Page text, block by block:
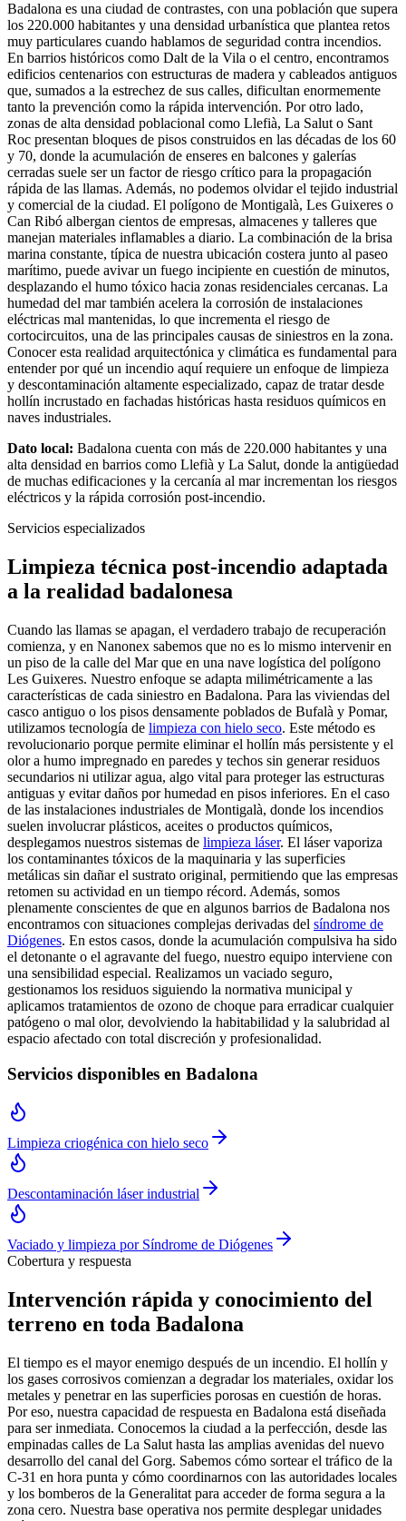
Badalona es una ciudad de contrastes, con una población que supera
los 220.000 habitantes y una densidad urbanística que plantea retos
muy particulares cuando hablamos de seguridad contra incendios.
En barrios históricos como Dalt de la Vila o el centro, encontramos
edificios centenarios con estructuras de madera y cableados antiguos
que, sumados a la estrechez de sus calles, dificultan enormemente
tanto la prevención como la rápida intervención. Por otro lado,
zonas de alta densidad poblacional como Llefià, La Salut o Sant
Roc presentan bloques de pisos construidos en las décadas de los 60
y 70, donde la acumulación de enseres en balcones y galerías
cerradas suele ser un factor de riesgo crítico para la propagación
rápida de las llamas. Además, no podemos olvidar el tejido industrial
y comercial de la ciudad. El polígono de Montigalà, Les Guixeres o
Can Ribó albergan cientos de empresas, almacenes y talleres que
manejan materiales inflamables a diario. La combinación de la brisa
marina constante, típica de nuestra ubicación costera junto al paseo
marítimo, puede avivar un fuego incipiente en cuestión de minutos,
desplazando el humo tóxico hacia zonas residenciales cercanas. La
humedad del mar también acelera la corrosión de instalaciones
eléctricas mal mantenidas, lo que incrementa el riesgo de
cortocircuitos, una de las principales causas de siniestros en la zona.
Conocer esta realidad arquitectónica y climática es fundamental para
entender por qué un incendio aquí requiere un enfoque de limpieza
y descontaminación altamente especializado, capaz de tratar desde
hollín incrustado en fachadas históricas hasta residuos químicos en
naves industriales.
Dato local: Badalona cuenta con más de 220.000 habitantes y una
alta densidad en barrios como Llefià y La Salut, donde la antigüedad
de muchas edificaciones y la cercanía al mar incrementan los riesgos
eléctricos y la rápida corrosión post-incendio.
Servicios especializados
Limpieza técnica post-incendio adaptada
a la realidad badalonesa
Cuando las llamas se apagan, el verdadero trabajo de recuperación
comienza, y en Nanonex sabemos que no es lo mismo intervenir en
un piso de la calle del Mar que en una nave logística del polígono
Les Guixeres. Nuestro enfoque se adapta milimétricamente a las
características de cada siniestro en Badalona. Para las viviendas del
casco antiguo o los pisos densamente poblados de Bufalà y Pomar,
utilizamos tecnología de limpieza con hielo seco. Este método es
revolucionario porque permite eliminar el hollín más persistente y el
olor a humo impregnado en paredes y techos sin generar residuos
secundarios ni utilizar agua, algo vital para proteger las estructuras
antiguas y evitar daños por humedad en pisos inferiores. En el caso
de las instalaciones industriales de Montigalà, donde los incendios
suelen involucrar plásticos, aceites o productos químicos,
desplegamos nuestros sistemas de limpieza láser. El láser vaporiza
los contaminantes tóxicos de la maquinaria y las superficies
metálicas sin dañar el sustrato original, permitiendo que las empresas
retomen su actividad en un tiempo récord. Además, somos
plenamente conscientes de que en algunos barrios de Badalona nos
encontramos con situaciones complejas derivadas del síndrome de
Diógenes. En estos casos, donde la acumulación compulsiva ha sido
el detonante o el agravante del fuego, nuestro equipo interviene con
una sensibilidad especial. Realizamos un vaciado seguro,
gestionamos los residuos siguiendo la normativa municipal y
aplicamos tratamientos de ozono de choque para erradicar cualquier
patógeno o mal olor, devolviendo la habitabilidad y la salubridad al
espacio afectado con total discreción y profesionalidad.
Servicios disponibles en Badalona
Limpieza criogénica con hielo seco
Descontaminación láser industrial
Vaciado y limpieza por Síndrome de Diógenes
Cobertura y respuesta
Intervención rápida y conocimiento del
terreno en toda Badalona
El tiempo es el mayor enemigo después de un incendio. El hollín y
los gases corrosivos comienzan a degradar los materiales, oxidar los
metales y penetrar en las superficies porosas en cuestión de horas.
Por eso, nuestra capacidad de respuesta en Badalona está diseñada
para ser inmediata. Conocemos la ciudad a la perfección, desde las
empinadas calles de La Salut hasta las amplias avenidas del nuevo
desarrollo del canal del Gorg. Sabemos cómo sortear el tráfico de la
C-31 en hora punta y cómo coordinarnos con las autoridades locales
y los bomberos de la Generalitat para acceder de forma segura a la
zona cero. Nuestra base operativa nos permite desplegar unidades